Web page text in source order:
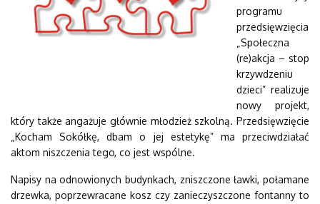
programu
przedsięwzięcia
„Społeczna
(re)akcja – stop
krzywdzeniu
dzieci” realizuje
nowy projekt,
który także angażuje głównie młodzież szkolną. Przedsięwzięcie
„Kocham Sokółkę, dbam o jej estetykę” ma przeciwdziałać
aktom niszczenia tego, co jest wspólne.
Napisy na odnowionych budynkach, zniszczone ławki, połamane
drzewka, poprzewracane kosz czy zanieczyszczone fontanny to